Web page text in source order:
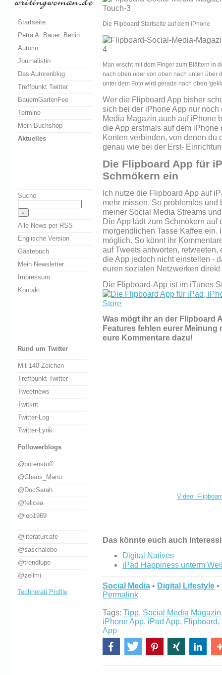
Die Flipboard Startseite auf dem iPhone
Man wischt mit dem Finger zum Blättern in
nach oben oder von oben nach unten über
unter dem Foto wird gerade nach oben
Wer die Flipboard App bisher
sich bei der iPhone App nur
Media Magazin auch auf iPhone
die App erstmals auf dem iPhone
Konten verbinden, von denen du
genau wie bei der Erst-
Die Flipboard App für
Schmökern ein
Ich nutze die Flipboard App auf
mehr missen. So problemlos
meiner Social Media Streams
Die App lädt zum Schmökern auf
morgendlichen Tasse Kaffee ein.
möglich. So könnt ihr
auf Tweets antworten,
die App jedoch nicht einstellen -
euren sozialen Netzwerken
Die Flipboard-App ist im iTunes
Was mögt ihr an der Flipboard
Features fehlen eurer
eure Kommentare dazu!
Video:
Das könnte euch auch
Digital Natives
iPad Happiness unterm
Social Media • Digital Lifestyle •
Permalink
Tags: Tipp, Social Media Magazin
iPhone App, iPad App, Flipboard,
App
Startseite
Petra A. Bauer, Berlin
Autorin
Journalistin
Das Autorenblog
Treffpunkt Twitter
BauernGartenFee
Termine
Mein Buchshop
Aktuelles
Suche
Alle News per RSS
Englische Version
Gästebuch
Mein Newsletter
Impressum
Kontakt
Rund um Twitter
Mit 140 Zeichen
Treffpunkt Twitter
Tweetnews
Twitkrit
Twitter-Log
Twitter-Lyrik
Followerblogs
@botenstoff
@Chaos_Manu
@DocSarah
@felicea
@leo1969
@literaturcafe
@saschalobo
@trendlupe
@zellmi
Technorati Profile